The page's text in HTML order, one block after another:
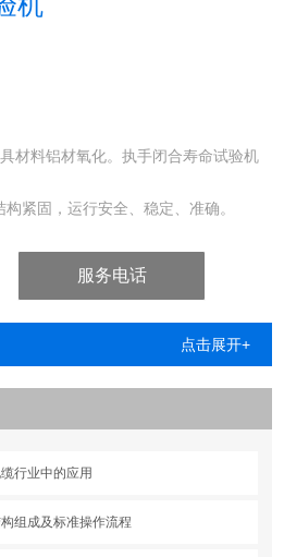
材料铝材氧化。执手闭合寿命试验机
紧固，运行安全、稳定、准确。
服务电话
点击展开+
行业中的应用
组成及标准操作流程